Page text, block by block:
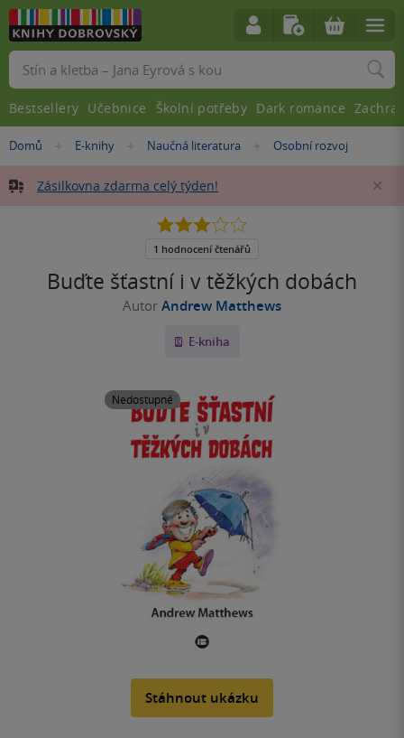
Nacházíte
zde:
Domů »
E-knihy »
Naučná literatura »
Osobní rozvoj
Zásilkovna zdarma celý týden!
Buďte šťastní i v těžkých dobách
Autor Andrew Matthews
E-kniha
Nedostupné
Stáhnout ukázku
3.0
5
1 hodnocení čtenářů
Vyhledávání
Bestsellery Učebnice Školní potřeby Dark romance